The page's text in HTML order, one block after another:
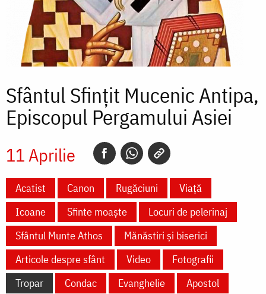
Sfântul Sfințit Mucenic Antipa,
Episcopul Pergamului Asiei
11 Aprilie
Acatist Canon Rugăciuni
Viață
Icoane
Sfinte moaște
Locuri de pelerinaj
Sfântul Munte Athos
Mănăstiri și biserici
Articole despre sfânt
Video
Fotografii
Tropar
Condac Evanghelie Apostol